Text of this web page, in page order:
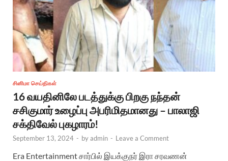
சினிமா செய்திகள்
16 வயதினிலே படத்துக்கு பிறகு நந்தன்
சசிகுமார் உழைப்பு அபரிமிதமானது – பாலாஜி
சக்திவேல் புகழாரம்!
September 13, 2024 - byadmin - Leave a Comment
Era Entertainment சார்பில் இயக்குநர் இரா சரவணன்